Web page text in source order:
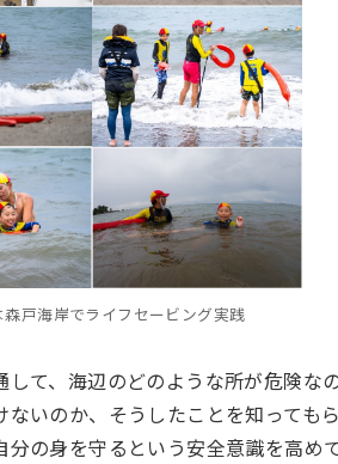
森戸海岸でライフセービング実践
して、海辺のどのような所が危険な
ないのか、そうしたことを知っても
分の身を守るという安全意識を高め